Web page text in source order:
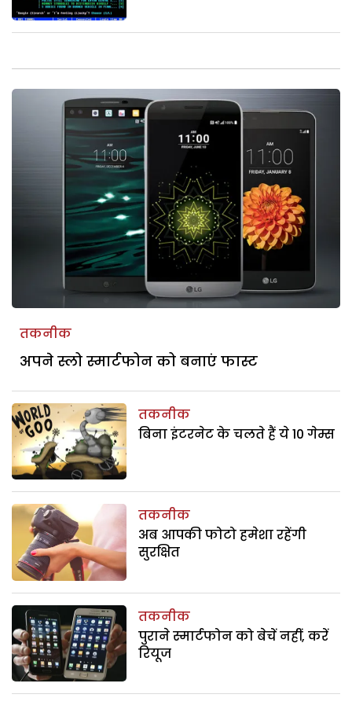
तकनीक
अपने स्लो स्मार्टफोन को बनाएं फास्ट
तकनीक
बिना इंटरनेट के चलते हैं ये 10 गेम्स
तकनीक
अब आपकी फोटो हमेशा रहेंगी
सुरक्षित
तकनीक
पुराने स्मार्टफोन को बेचें नहीं, करें
रियूज